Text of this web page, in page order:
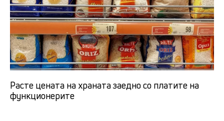
Расте цената на храната заедно со платите на
функционерите